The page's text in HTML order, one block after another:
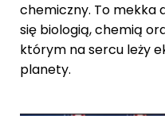
chemiczny. To mekka
się biologią, chemią
którym na sercu leży
planety.